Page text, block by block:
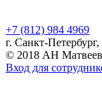
+7 (812) 984 4969
г. Санкт-
© 2018 АН
Вход для